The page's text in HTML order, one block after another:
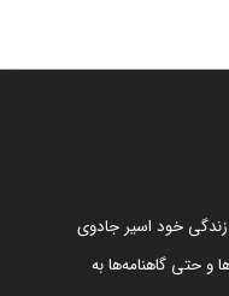
خود اسیر جادوی
و حتی گاهنامه‌ها به